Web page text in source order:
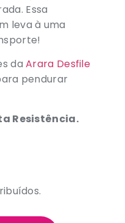
Essa
leva à uma
daArara Desfile
pendurar
Resistência.